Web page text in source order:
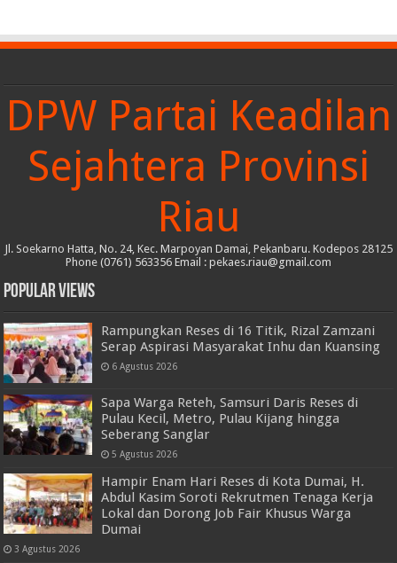
DPW Partai Keadilan
Sejahtera Provinsi
Riau
Jl. Soekarno Hatta, No. 24, Kec. Marpoyan Damai, Pekanbaru. Kodepos 28125
Phone (0761) 563356 Email : pekaes.riau@gmail.com
Popular Views
Rampungkan Reses di 16 Titik, Rizal Zamzani
Serap Aspirasi Masyarakat Inhu dan Kuansing
6 Agustus 2026
Sapa Warga Reteh, Samsuri Daris Reses di
Pulau Kecil, Metro, Pulau Kijang hingga
Seberang Sanglar
5 Agustus 2026
Hampir Enam Hari Reses di Kota Dumai, H.
Abdul Kasim Soroti Rekrutmen Tenaga Kerja
Lokal dan Dorong Job Fair Khusus Warga
Dumai
3 Agustus 2026